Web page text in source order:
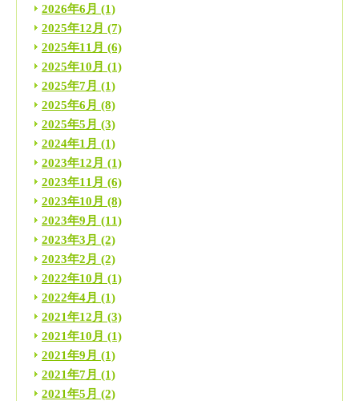
2026年6月 (1)
2025年12月 (7)
2025年11月 (6)
2025年10月 (1)
2025年7月 (1)
2025年6月 (8)
2025年5月 (3)
2024年1月 (1)
2023年12月 (1)
2023年11月 (6)
2023年10月 (8)
2023年9月 (11)
2023年3月 (2)
2023年2月 (2)
2022年10月 (1)
2022年4月 (1)
2021年12月 (3)
2021年10月 (1)
2021年9月 (1)
2021年7月 (1)
2021年5月 (2)